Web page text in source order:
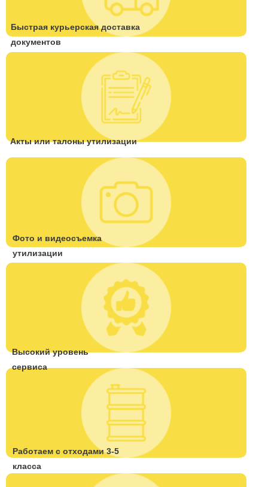
Быстрая курьерская доставка
документов
Высокий уровень
сервиса
Акты или талоны утилизации
Работаем с отходами 3-5
класса
Фото и видеосъемка
утилизации